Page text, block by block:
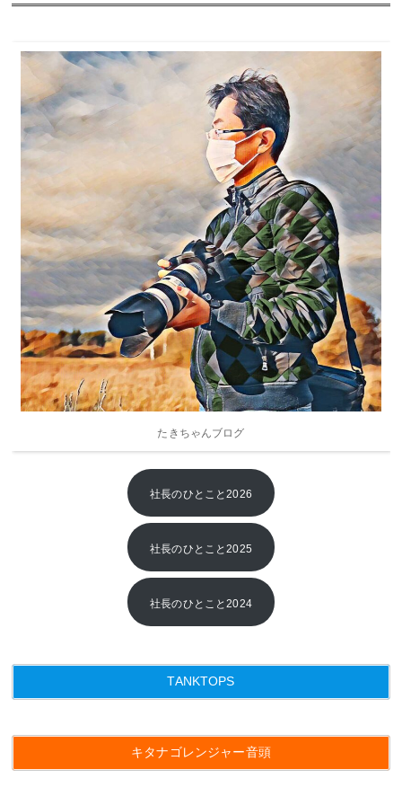
2025年
2023年
2022年
2020年
2019年
2018年
2017年
2016年
2015年
たきちゃんブログ
社長のひとこと2026
社長のひとこと2025
社長のひとこと2024
TANKTOPS
キタナゴレンジャー音頭